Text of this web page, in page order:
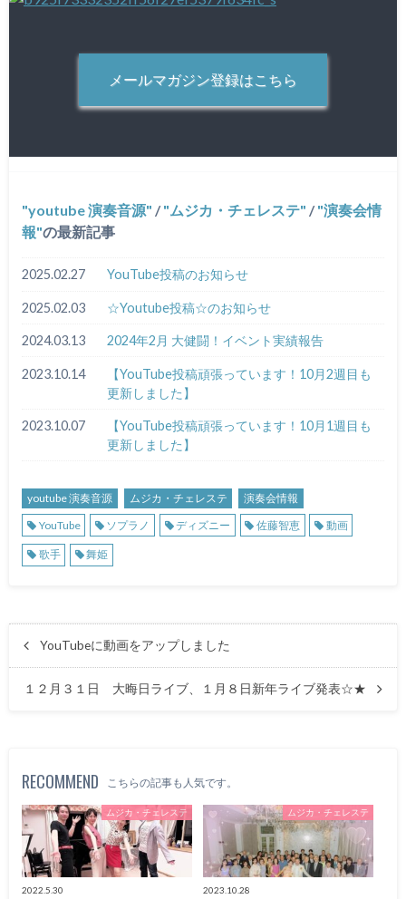
メールマガジン登録はこちら
youtube 演奏音源 / ムジカ・チェレステ / 演奏会情
報 の最新記事
2025.02.27 YouTube投稿のお知らせ
2025.02.03 ☆Youtube投稿☆のお知らせ
2024.03.13 2024年2月 大健闘！イベント実績報告
2023.10.14
【YouTube投稿頑張っています！10月2週目も
更新しました】
2023.10.07
【YouTube投稿頑張っています！10月1週目も
更新しました】
youtube 演奏音源 ムジカ・チェレステ
演奏会情報
YouTube
ソプラノ ディズニー 佐藤智恵 動画
歌手 舞姫
YouTubeに動画をアップしました
１２月３１日 大晦日ライブ、１月８日新年ライブ発表☆★
RECOMMEND こちらの記事も人気です。
ムジカ・チェレステ
2022.5.30
ムジカ・チェレステ
2023.10.28